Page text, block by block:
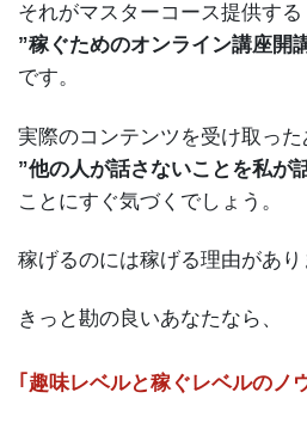
それがマスターコース提供する
”稼ぐためのオンライン講座開
です。
実際のコンテンツを受け取った
”他の人が話さないことを私が
ことにすぐ気づくでしょう。
稼げるのには稼げる理由があり
きっと勘の良いあなたなら、
｢趣味レベルと稼ぐレベルのノ